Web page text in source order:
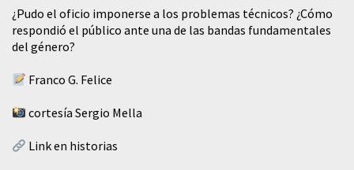
¿Pudo el oficio imponerse a los problemas técnicos? ¿Cómo
respondió el público ante una de las bandas fundamentales
del género?
Franco G. Felice
cortesía Sergio Mella
Link en historias